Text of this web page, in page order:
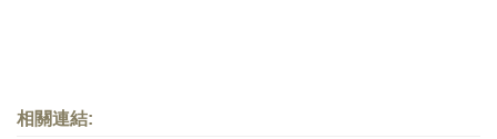
相關連結: